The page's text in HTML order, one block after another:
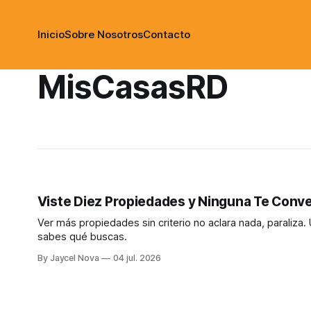
InicioSobre NosotrosContacto
MisCasasRD
Viste Diez Propiedades y Ninguna Te
Ver más propiedades sin criterio no aclara nada,
sabes qué buscas.
By Jaycel Nova 04 jul. 2026